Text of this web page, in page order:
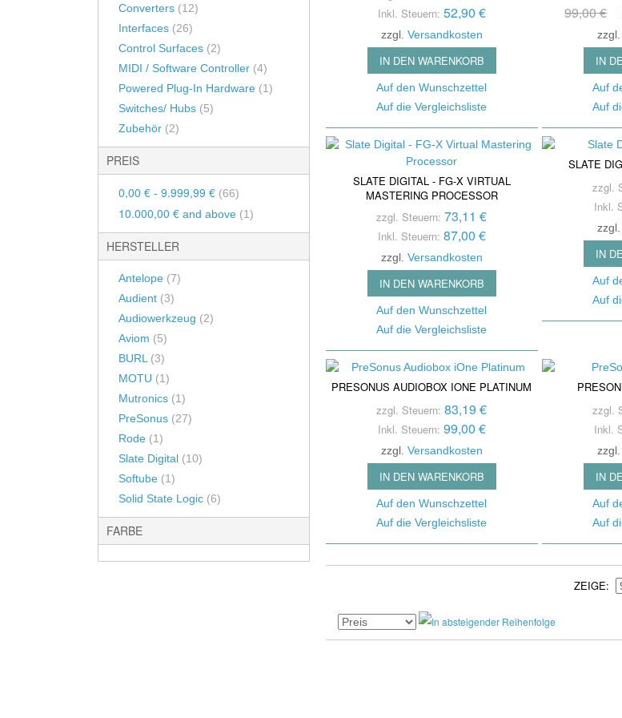
Other 500 Series Modules
Kanalzüge / Channelstrips
Racksysteme
SSL Xlogic Xrack
Tube Tech Rack
BURL Audio B80
API 200er Serie
Neve Rack
Verstärker / Endstufen
Blender
Stromversorgung /
Steckfelder / Patchbays
Taktgeber / Wordclocks
Hyperniere / Hyper-Cardiod
Umschaltbar / Multi-Pattern
Halbkugel / Hemispherical
Grenzflächen Mikrofone
Converters (12)
Interfaces (26)
Control Surfaces (2)
MIDI / Software Controller (4)
Powered Plug-In Hardware (1)
Switches/ Hubs (5)
Zubehör (2)
PREIS
0,00 € - 9.999,99 € (66)
10.000,00 € and above (1)
HERSTELLER
Antelope (7)
Audient (3)
Audiowerkzeug (2)
Aviom (5)
BURL (3)
MOTU (1)
Mutronics (1)
PreSonus (27)
Rode (1)
Slate Digital (10)
Softube (1)
Solid State Logic (6)
FARBE
Inkl. Steuern: 52,90 €
zzgl. Versandkosten
IN DEN WARENKORB
Auf den Wunschzettel
Auf die Vergleichsliste
99,00 €
zzgl.
IN
Auf
Auf
SLATE DIGITAL - FG-X VIRTUAL
MASTERING PROCESSOR
zzgl. Steuern: 73,11 €
Inkl. Steuern: 87,00 €
zzgl. Versandkosten
IN DEN WARENKORB
Auf den Wunschzettel
Auf die Vergleichsliste
SLATE
zzgl.
Inkl.
zzgl.
IN
Auf
Auf
PRESONUS AUDIOBOX IONE PLATINUM
zzgl. Steuern: 83,19 €
Inkl. Steuern: 99,00 €
zzgl. Versandkosten
IN DEN WARENKORB
Auf den Wunschzettel
Auf die Vergleichsliste
zzgl.
Inkl.
zzgl.
IN
Auf
Auf
ZEIGE